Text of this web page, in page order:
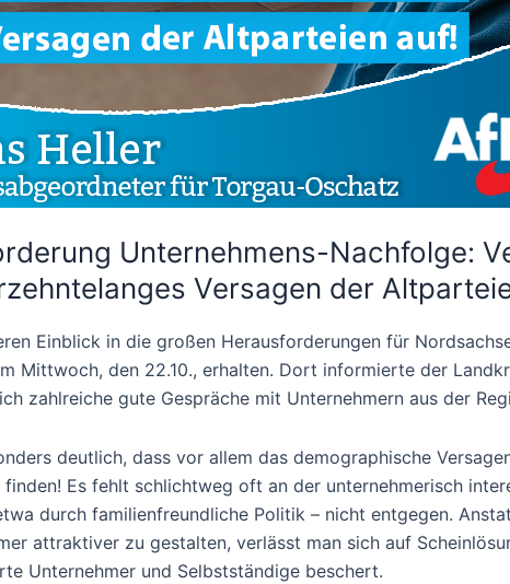
Unternehmens-Nachfolge:
Versagen der
Einblick in die großen Herausforderungen für
Mittwoch, den 22.10., erhalten. Dort informierte der
zahlreiche gute Gespräche mit Unternehmern aus der
deutlich, dass vor allem das demographische
Es fehlt schlichtweg oft an der unternehmerisch
durch familienfreundliche Politik – nicht entgegen.
attraktiver zu gestalten, verlässt man sich auf
Unternehmer und Selbstständige beschert.